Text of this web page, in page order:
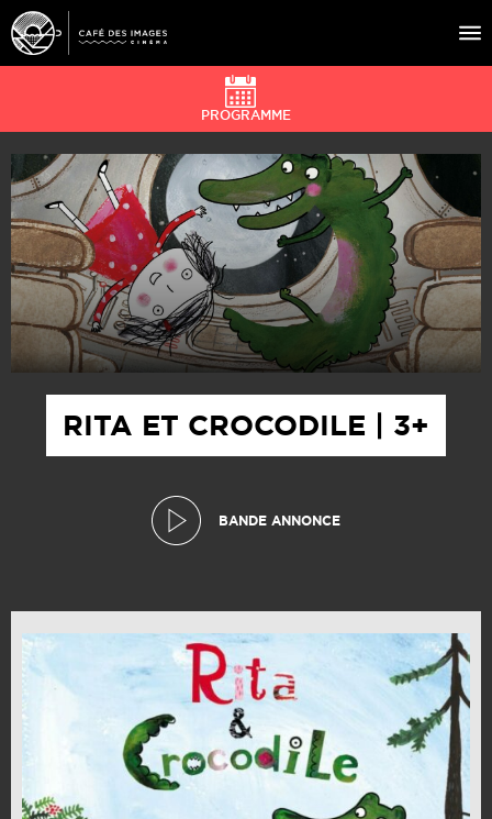
À L’AFFICHE
ÉVÉNEMENTS
CAFÉ DU CINÉ
PRATIQUE
ÉDUCATION AUX IMAGES
RITA ET CROCODILE | 3+
BANDE ANNONCE
PROGRAMME